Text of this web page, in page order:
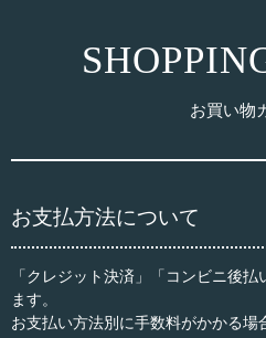
お買い物
お支払方法について
「クレジット決済」「コンビニ後
ます。
お支払い方法別に手数料がかかる場